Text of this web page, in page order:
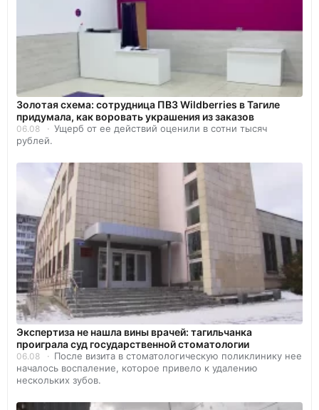
Золотая схема: сотрудница ПВЗ Wildberries в Тагиле
придумала, как воровать украшения из заказов
06.08
Ущерб от ее действий оценили в сотни тысяч
рублей.
Экспертиза не нашла вины врачей: тагильчанка
проиграла суд государственной стоматологии
06.08
После визита в стоматологическую поликлинику нее
началось воспаление, которое привело к удалению
нескольких зубов.